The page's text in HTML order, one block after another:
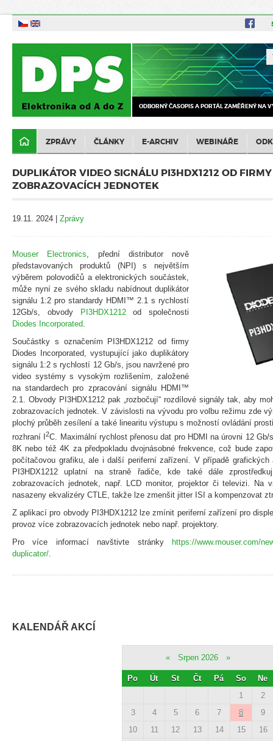
ODBORNÝ ČASOPIS A PORTÁL ZAMĚŘENÝ NA
ZPRÁVY ČLÁNKY E-ARCHIV WEBINÁŘE
DUPLIKÁTOR VIDEO SIGNÁLU PI3HDX1212 OD
ZOBRAZOVACÍCH JEDNOTEK
19.11. 2024 | Zprávy
Mouser Electronics , přední distributor nově
představovaných produktů (NPI) s největším
výběrem polovodičů a elektronických součástek,
může nyní ze svého skladu nabídnout duplikátor
signálu 1:2 pro standardy HDMI™ 2.1 s rychlostí
12Gb/s, obvody PI3HDX1212od společnosti
Diodes Incorporated
Součástky s označením PI3HDX1212 od firmy
Diodes Incorporated, vystupující jako duplikátory
signálu 1:2 s rychlostí 12 Gb/s, jsou navržené pro
video systémy s vysokým rozlišením, založené
na standardech pro zpracování signálu HDMI™
2.1. Obvody PI3HDX1212 pak „rozbočují“ rozdílové signály tak, aby
zobrazovacích jednotek. V závislosti na vývodu pro volbu režimu zde
plochý průběh zesílení a také linearitu výstupu s možností ovládání
rozhraní I2C. Maximální rychlost přenosu dat pro HDMI na úrovni 12
8K nebo též 4K za předpokladu dvojnásobné frekvence, což bude
počítačovou grafiku, ale i další periferní zařízení. V případě
PI3HDX1212 uplatní na straně řadiče, kde také dále
zobrazovacích jednotek, např. LCD monitor, projektor či televizi. Na
nasazeny ekvalizéry CTLE, takže lze zmenšit jitter ISI a kompenzovat
Z aplikací pro obvody PI3HDX1212 lze zmínit periferní zařízení pro
provoz více zobrazovacích jednotek nebo např. projektory.
Pro více informací navštivte stránky
https://www.mouser.com/
duplicator/
KALENDÁŘ AKCÍ
« Srpen 2026 »
Po Út St Čt Pá So
Ne
1
2
3
4 5 6 7 8
9
10
11 12 13 14 15
16